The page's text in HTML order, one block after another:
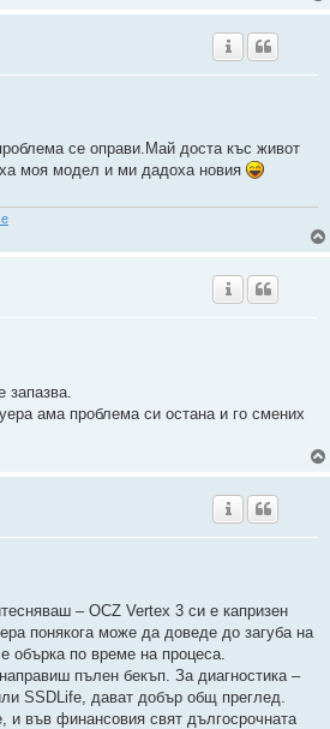
се оправи.Май доста къс живот
моя модел и ми дадоха новия
запазва.
ама проблема си остана и го смених
– OCZ Vertex 3 си е капризен
понякога може да доведе до загуба на
обърка по време на процеса.
пълен бекъп. За диагностика –
SSDLife, дават добър общ преглед.
и във финансовия свят дългосрочната